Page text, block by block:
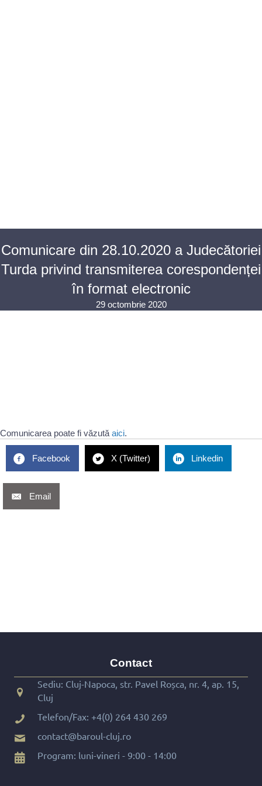
Comunicare din 28.10.2020 a Judecătoriei
Turda privind transmiterea corespondenței
în format electronic
29 octombrie 2020
Comunicarea poate fi văzută aici.
Facebook X (Twitter) Linkedin
Email
Contact
Sediu: Cluj-Napoca, str. Pavel Roșca, nr. 4, ap. 15,
Cluj
Telefon/Fax: +4(0) 264 430 269
contact@baroul-cluj.ro
Program: luni-vineri - 9:00 - 14:00